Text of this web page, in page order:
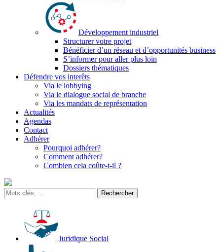
Développement industriel
Structurer votre projet
Bénéficier d’un réseau et d’opportunités business
S’informer pour aller plus loin
Dossiers thématiques
Défendre vos interêts
Via le lobbying
Via le dialogue social de branche
Via les mandats de représentation
Actualités
Agendas
Contact
Adhérer
Pourquoi adhérer?
Comment adhérer?
Combien cela coûte-t-il ?
Juridique Social